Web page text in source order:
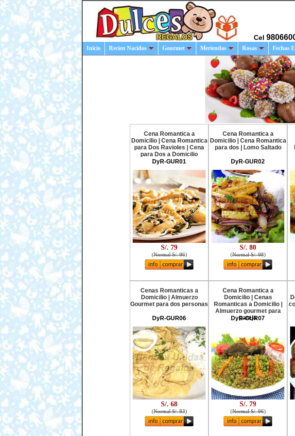
Cel
Inicio Recien Nacidos Gourmet Meriendas Rosas Fechas
Cena Romantica a
Domicilio | Cena Romantica
para Dos Ravioles | Cena
para Dos a Domicilio
DyR-GUR01
S/. 79
(Normal S/. 96)
Cena Romantica a
Domicilio | Cena Romantica
para dos | Lomo Saltado
DyR-GUR02
S/. 80
(Normal S/. 98)
Cenas Romanticas a
Domicilio | Almuerzo
Gourmet para dos personas
DyR-GUR06
S/. 68
(Normal S/. 83)
Cena Romantica a
Domicilio | Cenas
Romanticas a Domicilio |
Almuerzo gourmet para
pareja
DyR-GUR07
S/. 79
(Normal S/. 96)